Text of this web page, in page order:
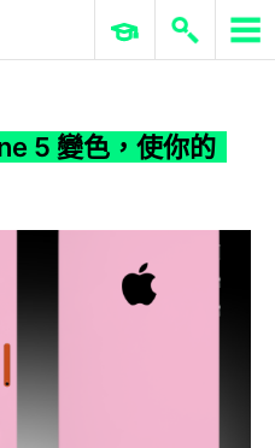
ERP 與商業 AI
5 變色，使你的